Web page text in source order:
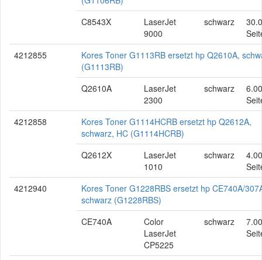
C8543X
LaserJet
9000
schwarz
4212855
Kores Toner G1113RB ersetzt hp Q2610A,
(G1113RB)
Q2610A
LaserJet
2300
schwarz
4212858
Kores Toner G1114HCRB ersetzt hp Q2612A,
schwarz, HC (G1114HCRB)
Q2612X
LaserJet
1010
schwarz
4212940
Kores Toner G1228RBS ersetzt hp CE740A/
schwarz (G1228RBS)
CE740A
Color
LaserJet
CP5225
schwarz